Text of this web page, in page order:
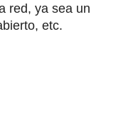
red, ya sea un
etc.